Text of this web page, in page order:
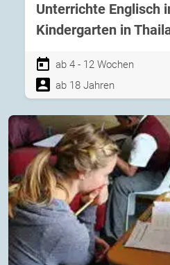
Unterrichte Englisch
Kindergarten in
ab 4 - 12 Wochen
ab 18 Jahren